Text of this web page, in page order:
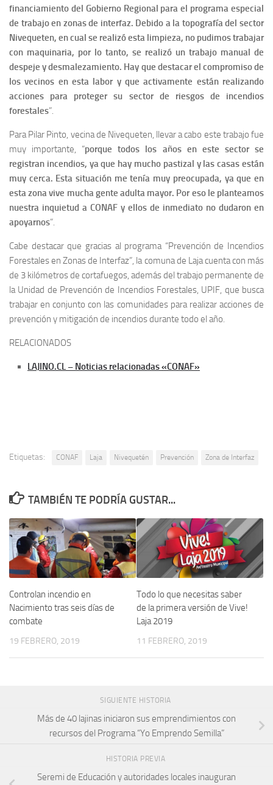
financiamiento del Gobierno Regional para el programa especial
de trabajo en zonas de interfaz. Debido a la topografía del sector
Nivequeten, en cual se realizó esta limpieza, no pudimos trabajar
con maquinaria, por lo tanto, se realizó un trabajo manual de
despeje y desmalezamiento. Hay que destacar el compromiso de
los vecinos en esta labor y que activamente están realizando
acciones para proteger su sector de riesgos de incendios
forestales”.
Para Pilar Pinto, vecina de Nivequeten, llevar a cabo este trabajo fue
muy importante, “porque todos los años en este sector se
registran incendios, ya que hay mucho pastizal y las casas están
muy cerca. Esta situación me tenía muy preocupada, ya que en
esta zona vive mucha gente adulta mayor. Por eso le planteamos
nuestra inquietud a CONAF y ellos de inmediato no dudaron en
apoyarnos”.
Cabe destacar que gracias al programa “Prevención de Incendios
Forestales en Zonas de Interfaz”, la comuna de Laja cuenta con más
de 3 kilómetros de cortafuegos, además del trabajo permanente de
la Unidad de Prevención de Incendios Forestales, UPIF, que busca
trabajar en conjunto con las comunidades para realizar acciones de
prevención y mitigación de incendios durante todo el año.
RELACIONADOS
LAJINO.CL – Noticias relacionadas «CONAF»
Etiquetas: CONAF Laja Nivequetén Prevención Zona de Interfaz
TAMBIÉN TE PODRÍA GUSTAR...
Controlan incendio en
Nacimiento tras seis días de
combate
19 FEBRERO, 2019
Todo lo que necesitas saber
de la primera versión de Vive!
Laja 2019
11 FEBRERO, 2019
SIGUIENTE HISTORIA
Más de 40 lajinas iniciaron sus emprendimientos con
recursos del Programa “Yo Emprendo Semilla”
HISTORIA PREVIA
Seremi de Educación y autoridades locales inauguran